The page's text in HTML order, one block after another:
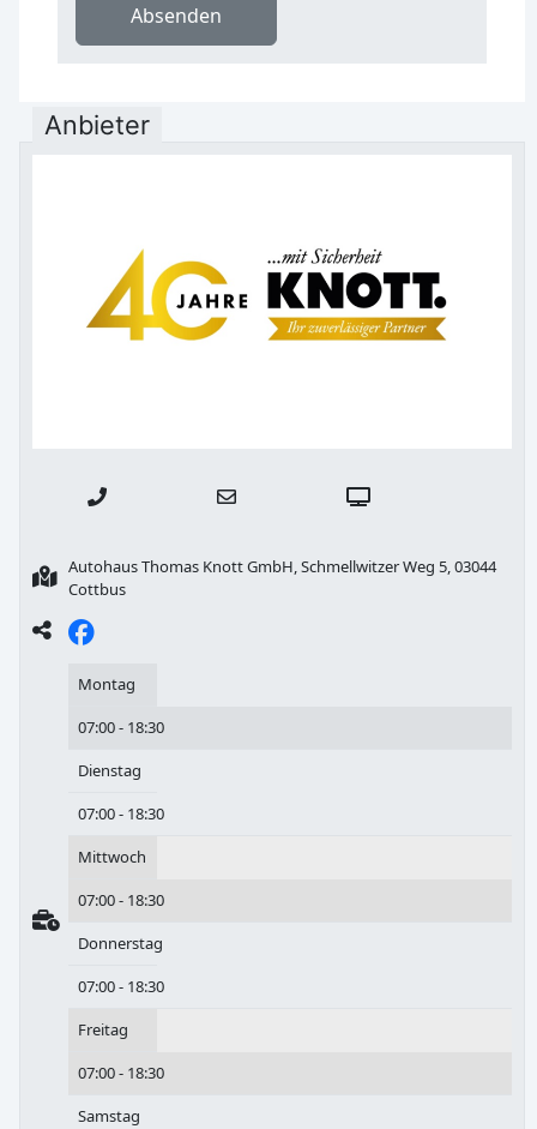
Absenden
Anbieter
Autohaus Thomas Knott GmbH, Schmellwitzer Weg 5, 03044
Cottbus
Montag
07:00 - 18:30
Dienstag
07:00 - 18:30
Mittwoch
07:00 - 18:30
Donnerstag
07:00 - 18:30
Freitag
07:00 - 18:30
Samstag